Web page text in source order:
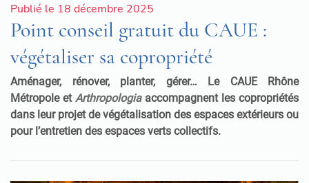
Publié le 18 décembre 2025
Point conseil gratuit du CAUE :
végétaliser sa copropriété
Aménager, rénover, planter, gérer… Le CAUE Rhône
Métropole et Arthropologiaaccompagnent les copropriétés
dans leur projet de végétalisation des espaces extérieurs ou
pour l’entretien des espaces verts collectifs.